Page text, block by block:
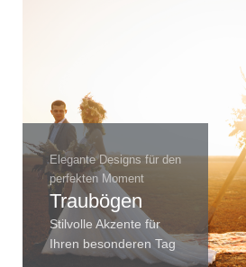
Elegante Designs für den
perfekten Moment
Traubögen
Stilvolle Akzente für
Ihren besonderen Tag